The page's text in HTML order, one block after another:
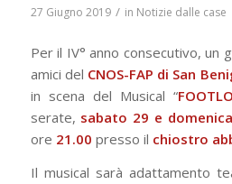
27 Giugno 2019 / in Notizie dalle case
Per il IV° anno consecutivo, un
amici del CNOS-FAP di San
in scena del Musical “
serate, sabato 29 e
ore 21.00 presso il chiostro
Il musical sarà adattamento